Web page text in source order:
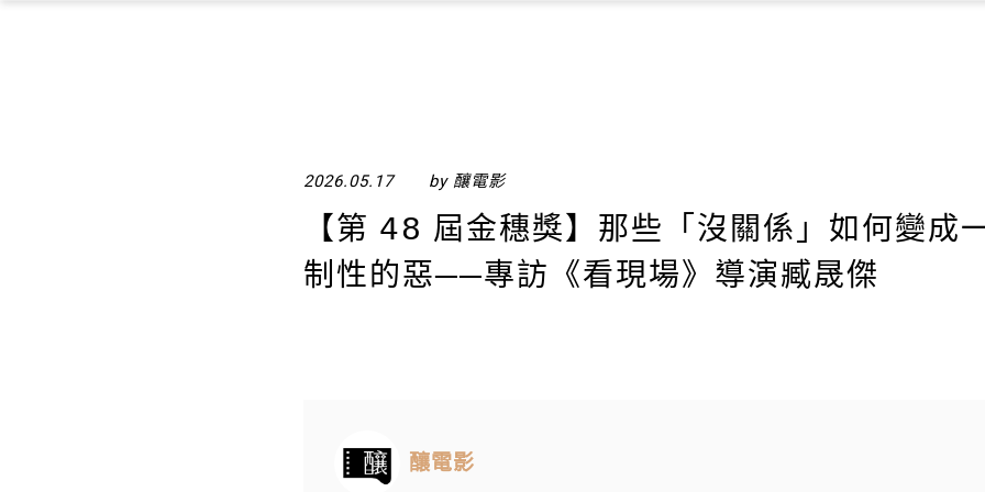
2026.05.17 by 釀電影
【​第 𝟦𝟪 屆金穗獎】那些「沒關係」如何變成
制性的惡──專訪《看現場》導演臧晟傑
釀電影